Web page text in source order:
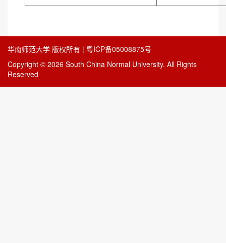
华南师范大学 版权所有 | 粤ICP备05008875号
Copyright © 2026 South China Normal University. All Rights
Reserved